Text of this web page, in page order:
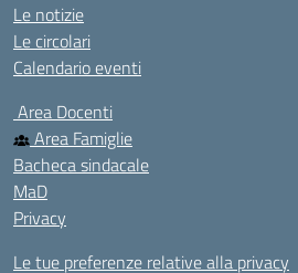
Le notizie
Le circolari
Calendario eventi
Area Docenti
Area Famiglie
Bacheca sindacale
MaD
Privacy
Le tue preferenze relative alla privacy